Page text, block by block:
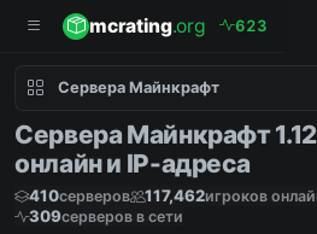
mcrating.org 623
Сервера Майнкрафт
Сервера Майнкрафт 1.12
онлайн и IP-адреса
410серверов 117,462игроков
309серверов в сети